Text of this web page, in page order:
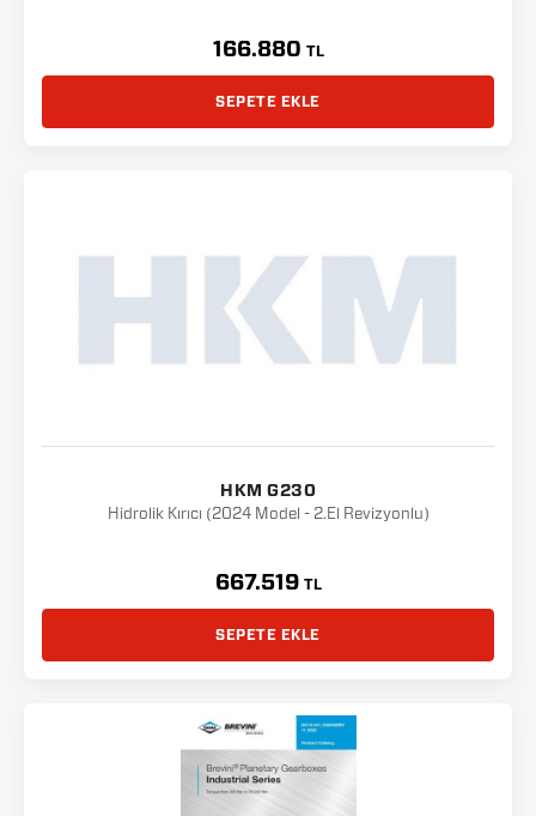
166.880 TL
SEPETE EKLE
HKM G230
Hidrolik Kırıcı (2024 Model - 2.El Revizyonlu)
667.519 TL
SEPETE EKLE